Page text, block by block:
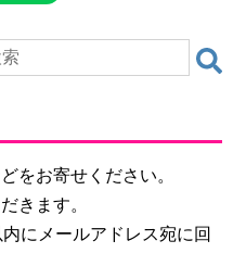
をお寄せください。
きます。
にメールアドレス宛に回